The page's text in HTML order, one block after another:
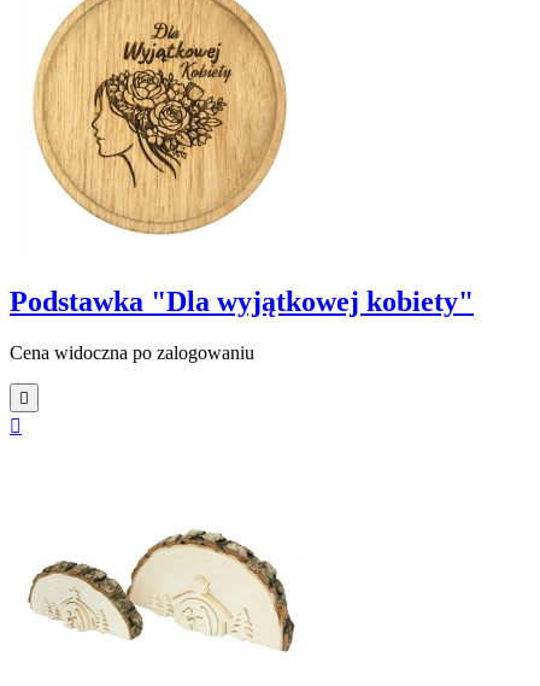
Podstawka "Dla wyjątkowej kobiety"
Cena widoczna po zalogowaniu

